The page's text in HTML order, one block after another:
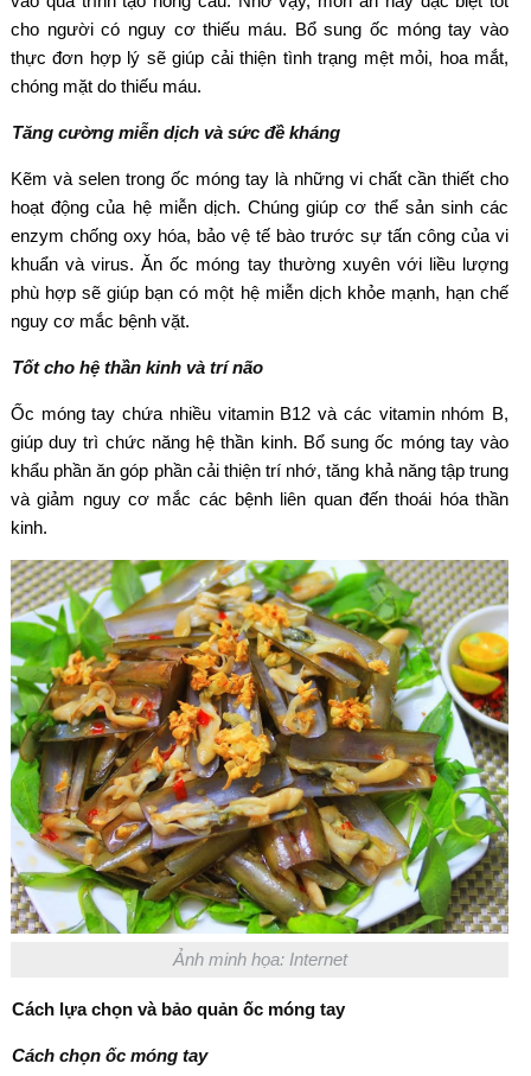
cho người có nguy cơ thiếu máu. Bổ sung ốc móng tay vào
thựcđơn hợp lý sẽ giúp cải thiện tình trạng mệt mỏi, hoa mắt,
chóng mặt do thiếu máu.
Tăng cường miễn dịch và sức đề kháng
Kẽm và selen trong ốc móng tay là những vi chất cần thiết cho
hoạtđộng của hệ miễn dịch. Chúng giúp cơ thể sản sinh các
enzym chống oxy hóa, bảo vệ tế bào trước sự tấn công của vi
khuẩn và virus.Ănốc móng tay thường xuyên với liều lượng
phù hợp sẽ giúp bạn có một hệ miễn dịch khỏe mạnh, hạn chế
nguy cơ mắc bệnh vặt.
Tốt cho hệ thần kinh và trí não
Ốc móng tay chứa nhiều vitamin B12 và các vitamin nhóm B,
giúp duy trì chức năng hệ thần kinh. Bổ sung ốc móng tay vào
khẩu phầnăn góp phần cải thiện trí nhớ, tăng khả năng tập trung
và giảm nguy cơ mắc các bệnh liên quanđến thoái hóa thần
kinh.
Ảnh minh họa: Internet
Cách lựa chọn và bảo quản ốc móng tay
Cách chọn ốc móng tay